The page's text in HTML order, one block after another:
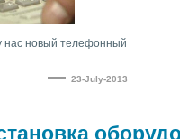
нас новый телефонный
— 23-July-2013